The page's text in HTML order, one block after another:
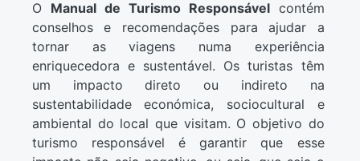
O Manual de Turismo Responsávelcontém
conselhos e recomendações para ajudar a
tornar as viagens numa experiência
enriquecedora e sustentável. Os turistas têm
um impacto direto ou indireto na
sustentabilidade económica, sociocultural e
ambiental do local que visitam. O objetivo do
turismo responsável é garantir que esse